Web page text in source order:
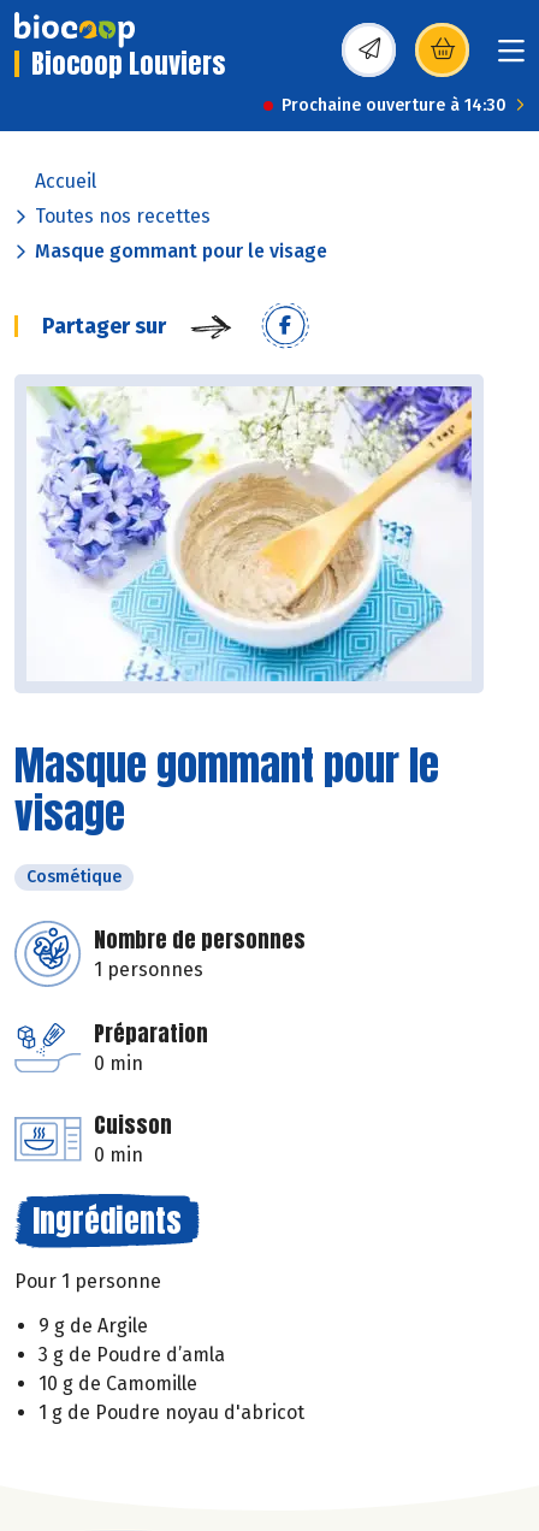
Biocoop Louviers (s’ouvre dans une
Prochaine ouverture à 14:30
Accueil
Toutes nos recettes
Masque gommant pour le visage
Partager sur
Masque gommant pour le
visage
Cosmétique
Nombre de personnes
1 personnes
Préparation
0 min
Cuisson
0 min
Ingrédients
Pour 1 personne
9 g de Argile
3 g de Poudre d’amla
10 g de Camomille
1 g de Poudre noyau d'abricot